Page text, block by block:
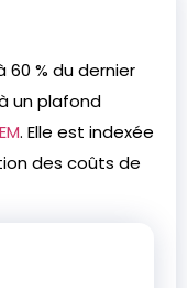
60 % du dernier
un plafond
. Elle est indexée
des coûts de